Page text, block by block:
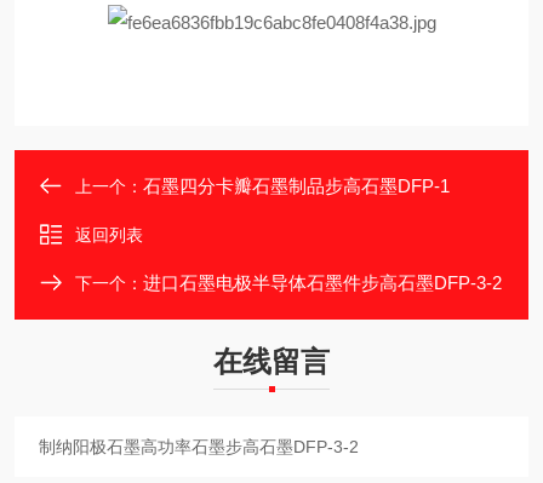
上一个： 石墨四分卡瓣石墨制品步高石墨DFP-1
返回列表
下一个： 进口石墨电极半导体石墨件步高石墨DFP-3-2
在线留言